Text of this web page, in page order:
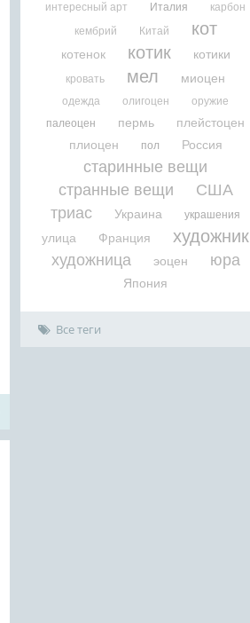
интересный арт Италия
карбон
кембрий
Китай кот
котенок котик котики
кровать мел миоцен
одежда олигоцен
оружие
палеоцен
пермь
плейстоцен
плиоцен
пол Россия
старинные вещи
странные вещи
США
триас
Украина украшения
улица Франция художник
художница эоцен юра
Япония
Все теги